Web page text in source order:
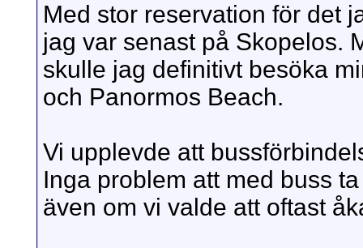
Med stor reservation för det
jag var senast på Skopelos.
skulle jag definitivt besöka
och Panormos Beach.
Vi upplevde att
Inga problem att med buss
även om vi valde att oftast